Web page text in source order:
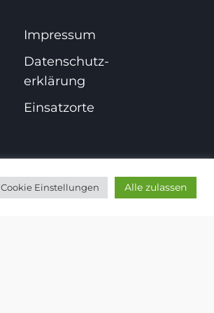
Impressum
Datenschutz­
erklärung
Einsatzorte
Cookie Einstellungen Alle zulassen